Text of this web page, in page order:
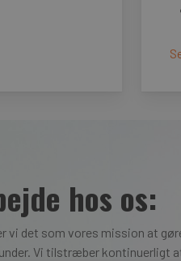
hos os:
vi det som vores mission at
Vi tilstræber kontinuerligt